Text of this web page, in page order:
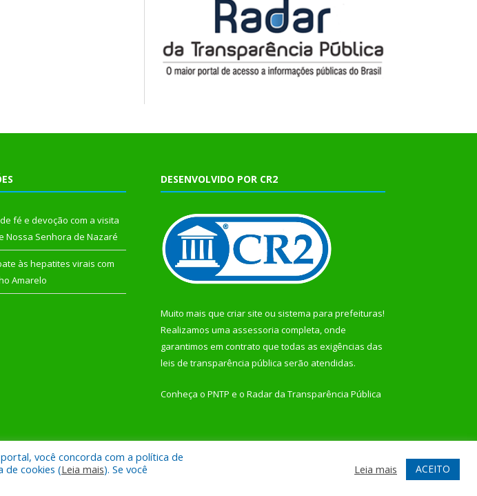
fé e devoção com a visita
Nossa Senhora de Nazaré
às hepatites virais com
Amarelo
DESENVOLVIDO POR CR2
Muito mais que criar site ou sistema para prefeituras!
Realizamos uma assessoria completa, onde
garantimos em contrato que todas as exigências das
leis de transparência pública serão atendidas.
Conheça o PNTP e o Radar da Transparência Pública
Mapa do Site Acessar Webmail
você concorda com a política de
de cookies (Leia mais). Se você
Leia mais ACEITO